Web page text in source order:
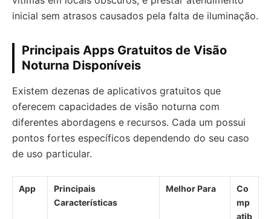
inicial sem atrasos causados pela falta de iluminação.
Principais Apps Gratuitos de Visão
Noturna Disponíveis
Existem dezenas de aplicativos gratuitos que
oferecem capacidades de visão noturna com
diferentes abordagens e recursos. Cada um possui
pontos fortes específicos dependendo do seu caso
de uso particular.
App
Principais
Características
Melhor Para
Co
mp
atib